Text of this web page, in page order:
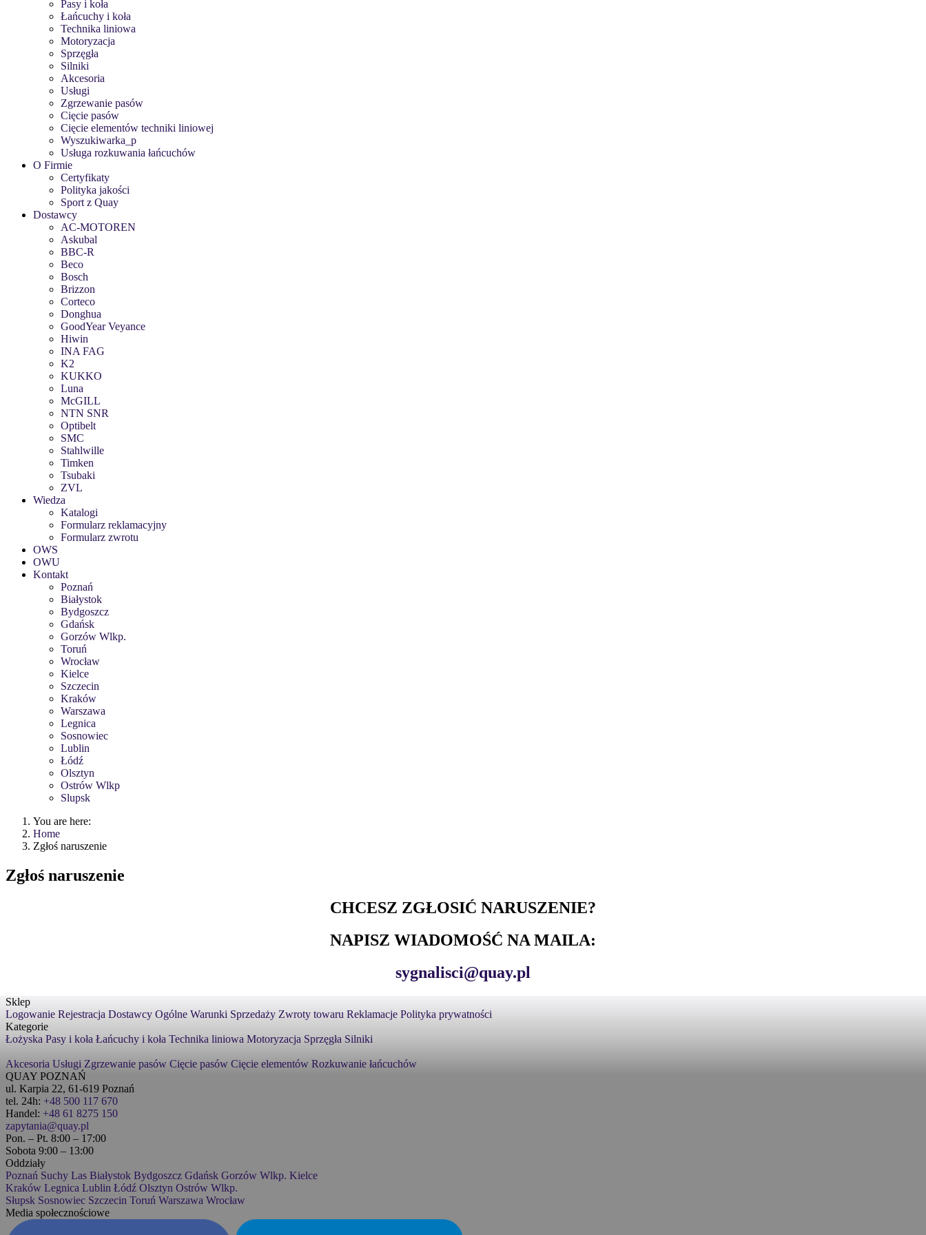
Pasy i koła
Łańcuchy i koła
Technika liniowa
Motoryzacja
Sprzęgła
Silniki
Akcesoria
Usługi
Zgrzewanie pasów
Cięcie pasów
Cięcie elementów techniki liniowej
Wyszukiwarka_p
Usługa rozkuwania łańcuchów
O Firmie
Certyfikaty
Polityka jakości
Sport z Quay
Dostawcy
AC-MOTOREN
Askubal
BBC-R
Beco
Bosch
Brizzon
Corteco
Donghua
GoodYear Veyance
Hiwin
INA FAG
K2
KUKKO
Luna
McGILL
NTN SNR
Optibelt
SMC
Stahlwille
Timken
Tsubaki
ZVL
Wiedza
Katalogi
Formularz reklamacyjny
Formularz zwrotu
OWS
OWU
Kontakt
Poznań
Białystok
Bydgoszcz
Gdańsk
Gorzów Wlkp.
Toruń
Wrocław
Kielce
Szczecin
Kraków
Warszawa
Legnica
Sosnowiec
Lublin
Łódź
Olsztyn
Ostrów Wlkp
Slupsk
You are here:
Home
Zgłoś naruszenie
Zgłoś naruszenie
CHCESZ ZGŁOSIĆ NARUSZENIE?
NAPISZ WIADOMOŚĆ NA MAILA:
sygnalisci@quay.pl
Sklep
Logowanie Rejestracja Dostawcy Ogólne Warunki Sprzedaży Zwroty towaru Reklamacje Polityka prywatności
Kategorie
Łożyska Pasy i koła Łańcuchy i koła Technika liniowa Motoryzacja Sprzęgła Silniki
Akcesoria Usługi Zgrzewanie pasów Cięcie pasów Cięcie elementów Rozkuwanie łańcuchów
QUAY POZNAŃ
ul. Karpia 22, 61-619 Poznań
tel. 24h: +48 500 117 670
Handel: +48 61 8275 150
zapytania@quay.pl
Pon. – Pt. 8:00 – 17:00
Sobota 9:00 – 13:00
Oddziały
Poznań Suchy Las Białystok Bydgoszcz Gdańsk Gorzów Wlkp. Kielce
Kraków Legnica Lublin Łódź Olsztyn Ostrów Wlkp.
Słupsk Sosnowiec Szczecin Toruń Warszawa Wrocław
Media społecznościowe